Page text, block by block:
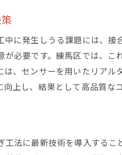
に発生しうる課題には、
必要です。練馬区では、
、センサーを用いたリア
上し、結果として高品質な
法に最新技術を導入する